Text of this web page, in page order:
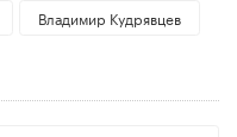
Владимир Кудрявцев